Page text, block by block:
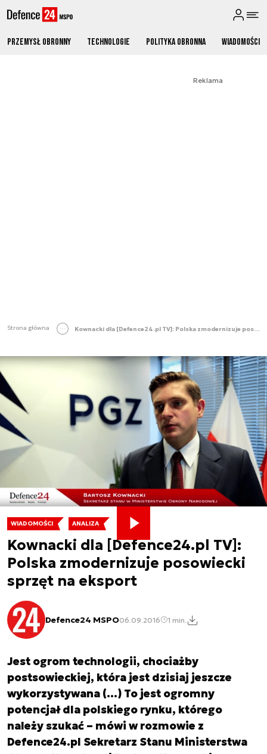
Przemysł obronny Technologie Polityka obronna Wiadomości
Reklama
Strona główna Kownacki dla [Defence24.pl TV]: Polska zmodernizuje posowiecki sprzęt na eksport
WIADOMOŚCI ANALIZA
Kownacki dla [Defence24.pl TV]:
Polska zmodernizuje posowiecki
sprzęt na eksport
Defence24 MSPO06.09.2016 1 min.
Jest ogrom technologii, chociażby
postsowieckiej, która jest dzisiaj jeszcze
wykorzystywana (…) To jest ogromny
potencjał dla polskiego rynku, którego
należy szukać – mówi w rozmowie z
Defence24.pl Sekretarz Stanu Ministerstwa